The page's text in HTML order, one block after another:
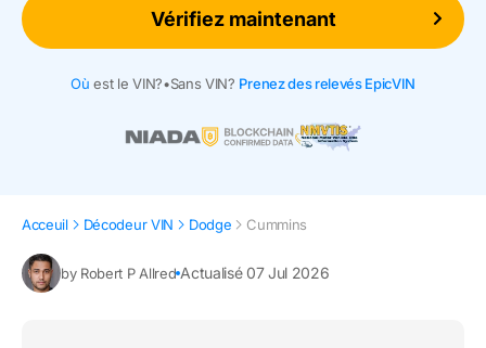
Vérifiez maintenant
Où est le VIN?•Sans VIN? Prenez des relevés EpicVIN
Acceuil Décodeur VIN Dodge Cummins
by Robert P Allred Actualisé 07 Jul 2026